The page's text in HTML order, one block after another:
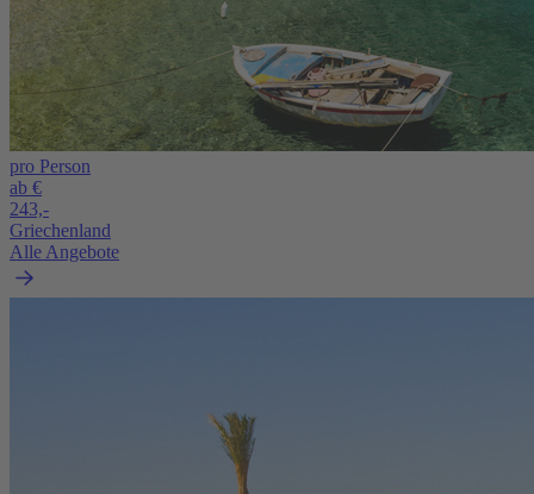
pro Person
ab €
243,-
Griechenland
Alle Angebote